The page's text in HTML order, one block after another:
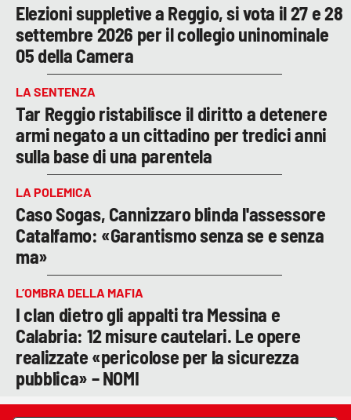
Elezioni suppletive a Reggio, si vota il 27 e 28
settembre 2026 per il collegio uninominale
05 della Camera
LA SENTENZA
Tar Reggio ristabilisce il diritto a detenere
armi negato a un cittadino per tredici anni
sulla base di una parentela
LA POLEMICA
Caso Sogas, Cannizzaro blinda l'assessore
Catalfamo: «Garantismo senza se e senza
ma»
L’OMBRA DELLA MAFIA
I clan dietro gli appalti tra Messina e
Calabria: 12 misure cautelari. Le opere
realizzate «pericolose per la sicurezza
pubblica» – NOMI